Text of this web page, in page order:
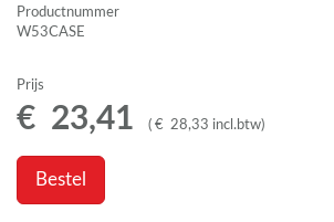
Productnummer
W53CASE
Prijs
€ 23,41 ( € 28,33 incl.btw)
Bestel